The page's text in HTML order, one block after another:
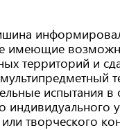
имеющие
территорий и
испытания
индивидуального
творческого